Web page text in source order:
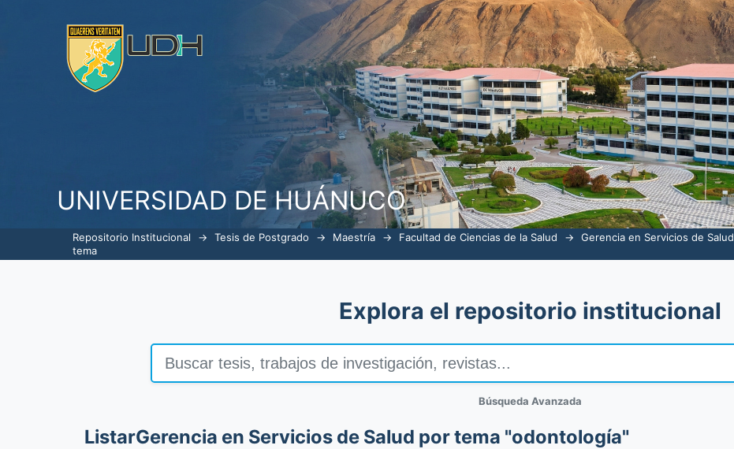
UNIVERSIDAD DE HUÁNUCO
ListarGerencia en Servicios de Salud por tema "odontología"
Repositorio Institucional → Tesis de Postgrado → Maestría → Facultad de Ciencias de la Salud → Gerencia en Servicios de Salud
tema
Explora el repositorio institucional
Búsqueda Avanzada
ListarGerencia en Servicios de Salud por tema "odontología"